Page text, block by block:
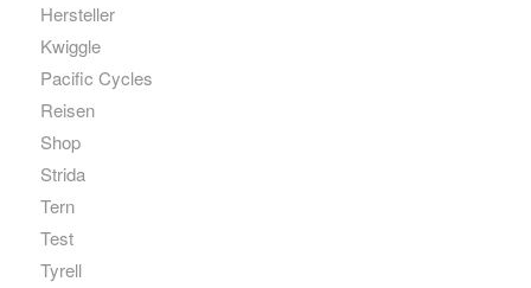
Hersteller
Kwiggle
Pacific Cycles
Reisen
Shop
Strida
Tern
Test
Tyrell